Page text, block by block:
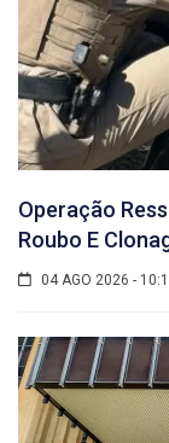
Operação
Roubo E
04 AGO 2026 -